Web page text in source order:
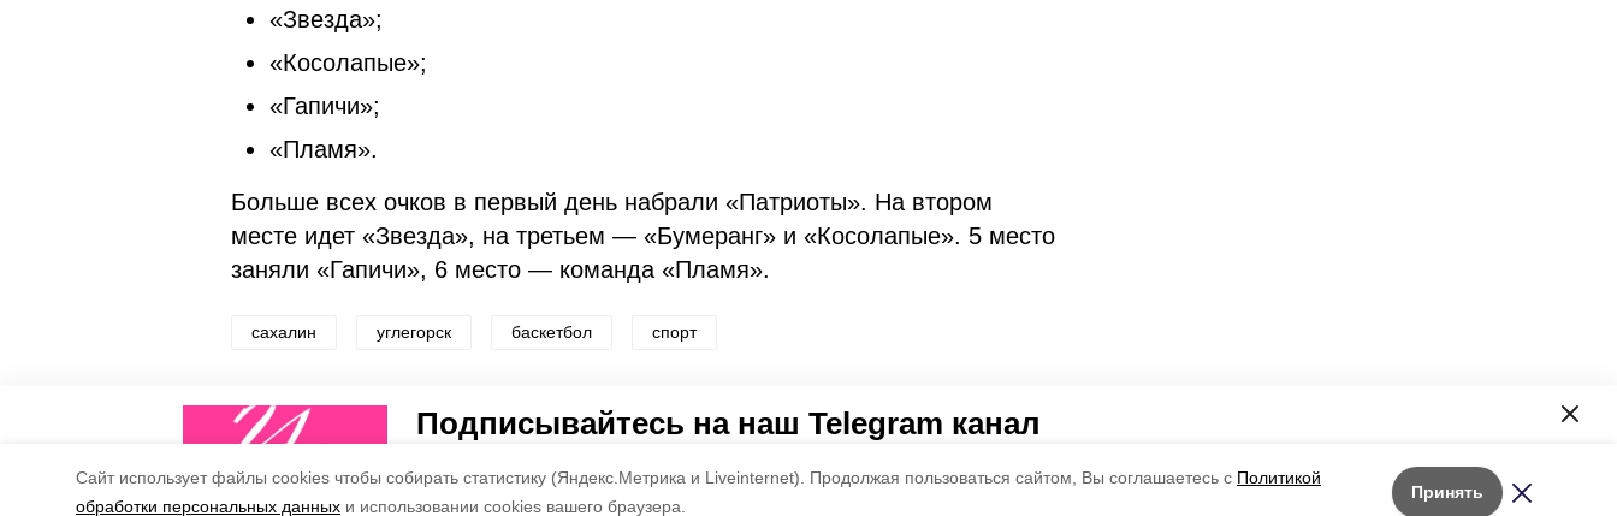
Cайт использует файлы cookies чтобы собирать статистику (Яндекс.Метрика и Liveinternet). Продолжая пользоваться сайтом, Вы соглашаетесь с Политикой
обработки персональных данных и использовании cookies вашего браузера.
Принять
Подписывайтесь на наш Telegram канал
Лента новостей
«Звезда»;
«Косолапые»;
«Гапичи»;
«Пламя».
Больше всех очков в первый день набрали «Патриоты». На втором
месте идет «Звезда», на третьем — «Бумеранг» и «Косолапые». 5 место
заняли «Гапичи», 6 место — команда «Пламя».
сахалин углегорск баскетбол спорт
Понравилась статья? по оценке
5 4